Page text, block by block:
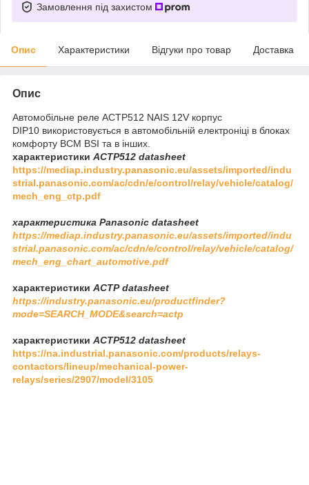
Замовлення під захистом
Опис Характеристики Відгуки про товар Доставка
Опис
Автомобільне реле ACTP512 NAIS 12V корпус
DIP10 використовується в автомобільній електроніці в блоках
комфорту BCM BSI та в інших.
характеристики ACTP512 datasheet
https://mediap.industry.panasonic.eu/assets/imported/indu
strial.panasonic.com/ac/cdn/e/control/relay/vehicle/catalog/
mech_eng_ctp.pdf
характеристика Panasonic datasheet​​​​​​​
https://mediap.industry.panasonic.eu/assets/imported/indu
strial.panasonic.com/ac/cdn/e/control/relay/vehicle/catalog/
mech_eng_chart_automotive.pdf
характеристики ACTP datasheet
https://industry.panasonic.eu/productfinder?
mode=SEARCH_MODE&search=actp
характеристики ACTP512 datasheet
https://na.industrial.panasonic.com/products/relays-
contactors/lineup/mechanical-power-
relays/series/2907/model/3105